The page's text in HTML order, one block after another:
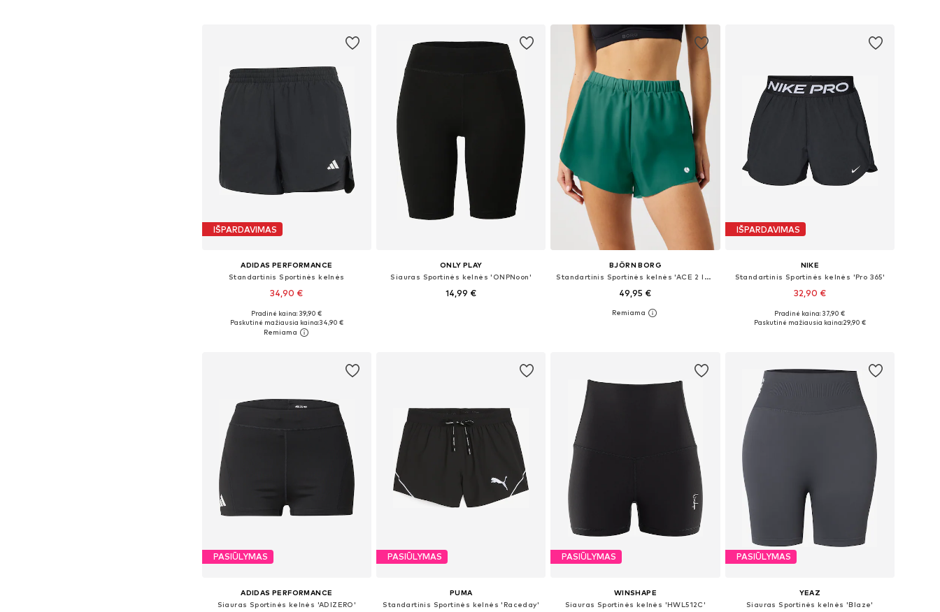
IŠPARDAVIMAS
ADIDAS PERFORMANCE
Standartinis Sportinės kelnės
34,90 €
Į krepšelį
Pradinė kaina: 39,90 €
Paskutinė mažiausia kaina:34,90 €
ONLY PLAY
Siauras Sportinės kelnės 'ONPNoon'
14,99 €
BJÖRN BORG
Standartinis Sportinės kelnės 'ACE 2 IN 1'
49,95 €
Galimi dydžiai: S, M, L, XL, XXL
IŠPARDAVIMAS
NIKE
Standartinis Sportinės kelnės 'Pro 365'
32,90 €
Galimi dydžiai: XS, S, M, L, XL
Pradinė kaina: 37,90 €
Paskutinė mažiausia kaina:29,90 €
PASIŪLYMAS
ADIDAS PERFORMANCE
Siauras Sportinės kelnės 'ADIZERO'
PASIŪLYMAS
PUMA
Standartinis Sportinės kelnės 'Raceday'
PASIŪLYMAS
WINSHAPE
Siauras Sportinės kelnės 'HWL512C'
PASIŪLYMAS
YEAZ
Siauras Sportinės kelnės 'Blaze'